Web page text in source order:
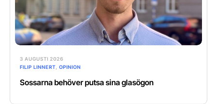
3 AUGUSTI 2026
FILIP LINNERT
OPINION
Sossarna behöver putsa sina glasögon